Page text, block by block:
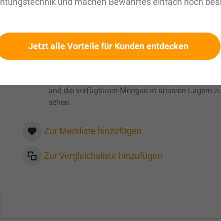
Verfügbar
und die verfügbaren Mengen in unseren Lägern
sehen.
Zur Merkliste hinzufügen
Zur Vergleichsliste hinzufügen
Jetzt alle Vorteile für Kunden entdecken